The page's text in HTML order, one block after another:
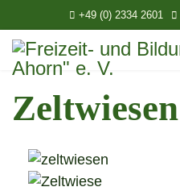
+49 (0) 2334 2601
Zeltwiesen